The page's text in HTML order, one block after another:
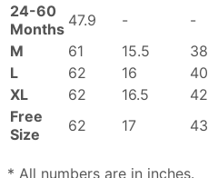
24-60
Months 47.9 - -
M
61 15.5 38
L
62 16 40
XL
62 16.5 42
Free
Size
62 17 43
* All numbers are in inches.